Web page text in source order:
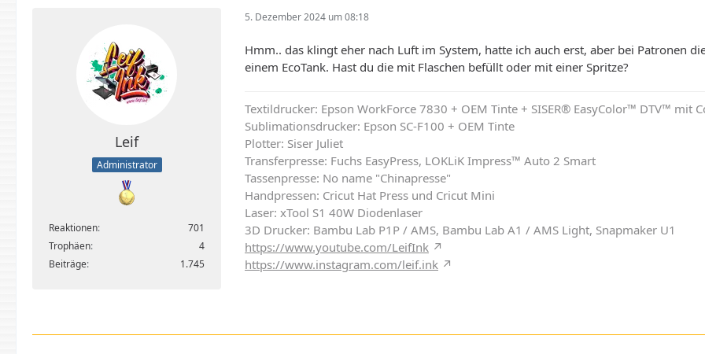
Leif
Administrator
Reaktionen
701
Trophäen
4
Beiträge
1.745
5. Dezember 2024 um 08:18
Hmm.. das klingt eher nach Luft im System, hatte ich auch erst, aber bei Patronen
einem EcoTank. Hast du die mit Flaschen befüllt oder mit einer Spritze?
Textildrucker: Epson WorkForce 7830 + OEM Tinte + SISER® EasyColor™ DTV™ mit
Sublimationsdrucker: Epson SC-F100 + OEM Tinte
Plotter: Siser Juliet
Transferpresse: Fuchs EasyPress, LOKLiK Impress™ Auto 2 Smart
Tassenpresse: No name "Chinapresse"
Handpressen: Cricut Hat Press und Cricut Mini
Laser: xTool S1 40W Diodenlaser
3D Drucker: Bambu Lab P1P / AMS, Bambu Lab A1 / AMS Light, Snapmaker U1
https://www.youtube.com/LeifInk
https://www.instagram.com/leif.ink